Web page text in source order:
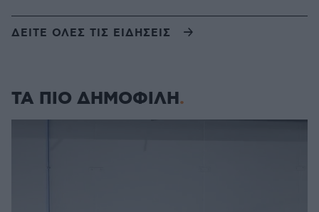
ΔΕΙΤΕ ΟΛΕΣ ΤΙΣ ΕΙΔΗΣΕΙΣ
ΤΑ ΠΙΟ ΔΗΜΟΦΙΛΗ